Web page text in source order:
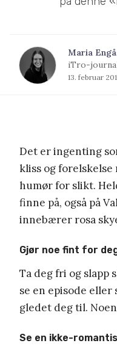
Maria
iTro-
13. februar
Det er ingenting
kliss og
humør for slikt.
finne på, også på
innebærer rosa
Gjør noe fint for
Ta deg fri og slapp
se en episode eller
gledet deg til.
Se en ikke-